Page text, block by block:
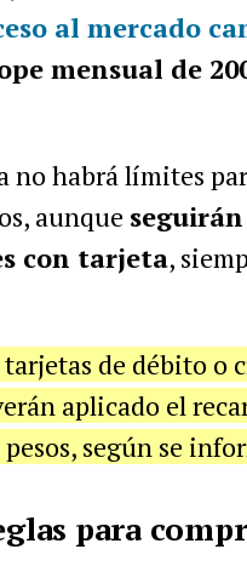
al mercado
mensual de
no habrá límites
aunque
con tarjeta,
de débito o
aplicado el
según se
para